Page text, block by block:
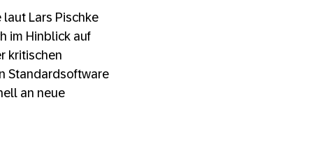
laut Lars Pischke
im Hinblick auf
kritischen
Standardsoftware
an neue